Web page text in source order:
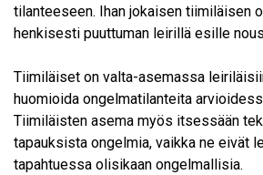
tilanteeseen. Ihan jokaisen tiimiläisen
henkisesti puuttuman leirillä esille
Tiimiläiset on valta-asemassa
huomioida ongelmatilanteita
Tiimiläisten asema myös itsessään
tapauksista ongelmia, vaikka ne eivät
tapahtuessa olisikaan ongelmallisia.